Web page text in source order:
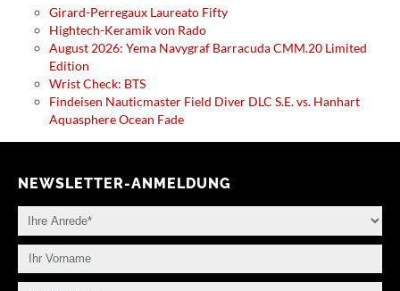
Girard-Perregaux Laureato Fifty
Hightech-Keramik von Rado
August 2026: Yema Navygraf Barracuda CMM.20 Limited
Edition
Wrist Check: BTS
Findeisen Nauticmaster Field Diver DLC S.E. vs. Hanhart
Aquasphere Ocean Fade
NEWSLETTER-ANMELDUNG